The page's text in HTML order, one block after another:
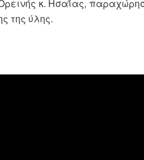
κ. Ησαΐας,
της ύλης.